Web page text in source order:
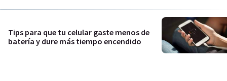
Tips para que tu celular gaste menos de
batería y dure más tiempo encendido